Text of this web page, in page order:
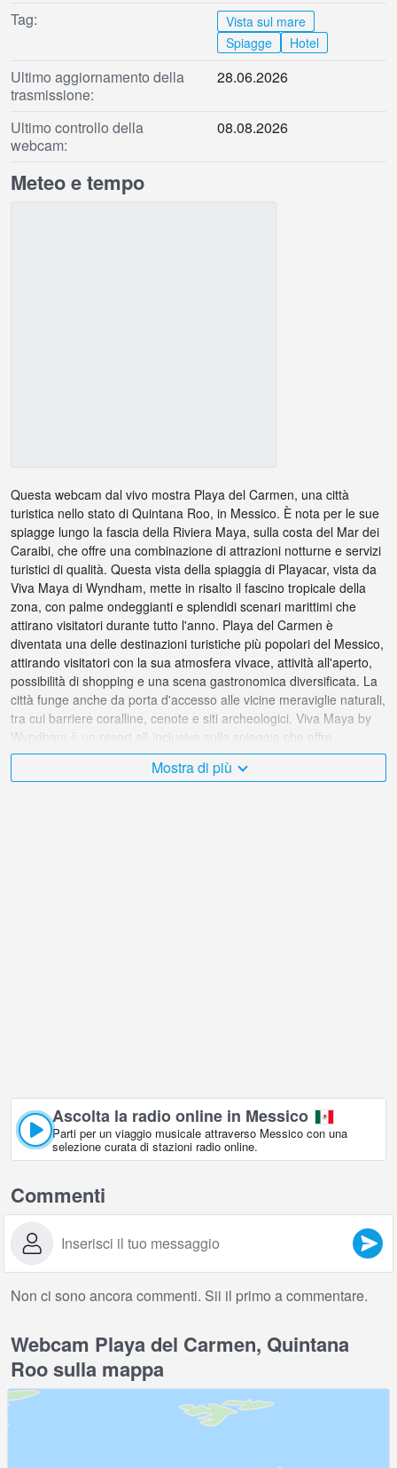
Tag:
Vista sul mare
Spiagge
Hotel
Ultimo aggiornamento della
trasmissione:
28.06.2026
Ultimo controllo della
webcam:
08.08.2026
Meteo e tempo
Questa webcam dal vivo mostra Playa del Carmen, una città
turistica nello stato di Quintana Roo, in Messico. È nota per le sue
spiagge lungo la fascia della Riviera Maya, sulla costa del Mar dei
Caraibi, che offre una combinazione di attrazioni notturne e servizi
turistici di qualità. Questa vista della spiaggia di Playacar, vista da
Viva Maya di Wyndham, mette in risalto il fascino tropicale della
zona, con palme ondeggianti e splendidi scenari marittimi che
attirano visitatori durante tutto l'anno. Playa del Carmen è
diventata una delle destinazioni turistiche più popolari del Messico,
attirando visitatori con la sua atmosfera vivace, attività all'aperto,
possibilità di shopping e una scena gastronomica diversificata. La
città funge anche da porta d'accesso alle vicine meraviglie naturali,
tra cui barriere coralline, cenote e siti archeologici. Viva Maya by
Wyndham è un resort all-inclusive sulla spiaggia che offre
sistemazioni confortevoli, diversi punti di ristoro, piscine e attività
per ospiti di tutte le età. La sua posizione fronte mare lo rende una
Mostra di più
Ascolta la radio online in Messico
Parti per un viaggio musicale attraverso Messico con una
selezione curata di stazioni radio online.
Commenti
Non ci sono ancora commenti. Sii il primo a commentare.
Webcam Playa del Carmen, Quintana
Roo sulla mappa